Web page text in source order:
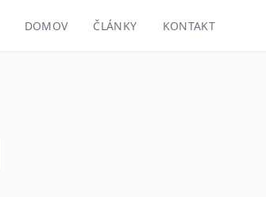
DOMOV ČLÁNKY KONTAKT